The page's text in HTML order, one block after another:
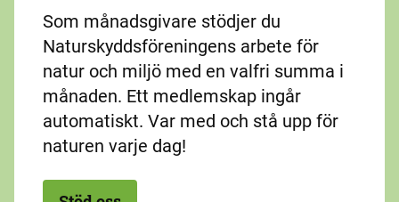
Som månadsgivare stödjer du
Naturskyddsföreningens arbete för
natur och miljö med en valfri summa i
månaden. Ett medlemskap ingår
automatiskt. Var med och stå upp för
naturen varje dag!